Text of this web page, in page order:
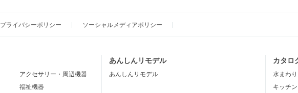
プライバシーポリシー ソーシャルメディアポリシー
アクセサリー・周辺機器
福祉機器
あんしんリモデル
あんしんリモデル
カタロ
水まわ
キッチ